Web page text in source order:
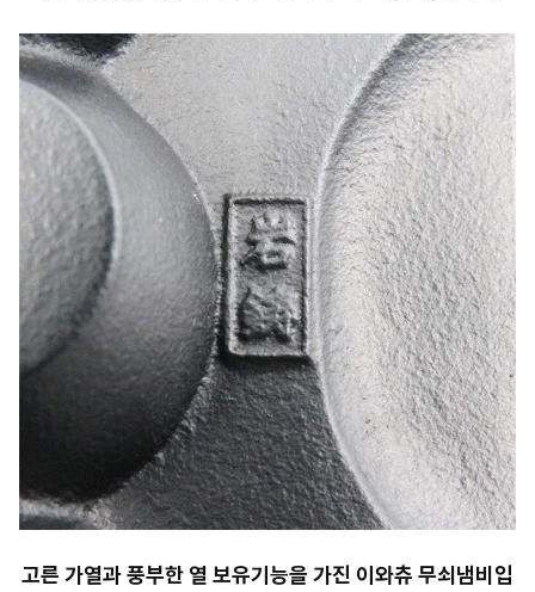
고른 가열과 풍부한 열 보유기능을 가진 이와츄 무쇠냄비입